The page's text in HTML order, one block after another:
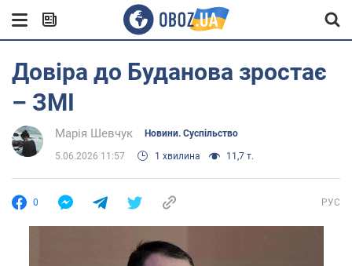
Довіра до Буданова зростає
– ЗМІ
Марія Шевчук Новини. Суспільство
5.06.2026 11:57 1 хвилина 11,7 т.
0 РУС